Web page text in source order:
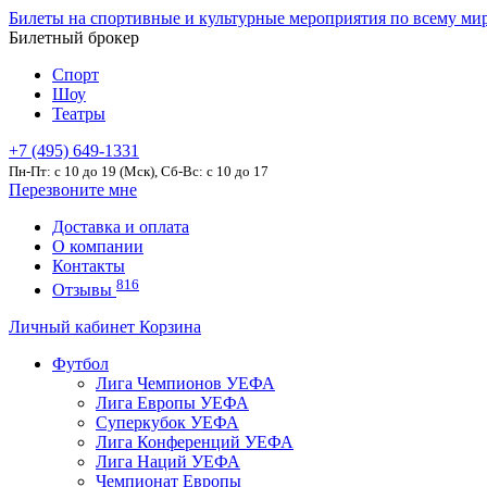
Билеты на спортивные и культурные мероприятия по всему
Билетный брокер
Спорт
Шоу
Театры
+7 (495) 649-1331
Пн-Пт: c 10 до 19 (Мск), Сб-Вс: с 10 до 17
Перезвоните мне
Доставка и оплата
О компании
Контакты
Отзывы 816
Личный кабинет Корзина
Футбол
Лига Чемпионов УЕФА
Лига Европы УЕФА
Суперкубок УЕФА
Лига Конференций УЕФА
Лига Наций УЕФА
Чемпионат Европы